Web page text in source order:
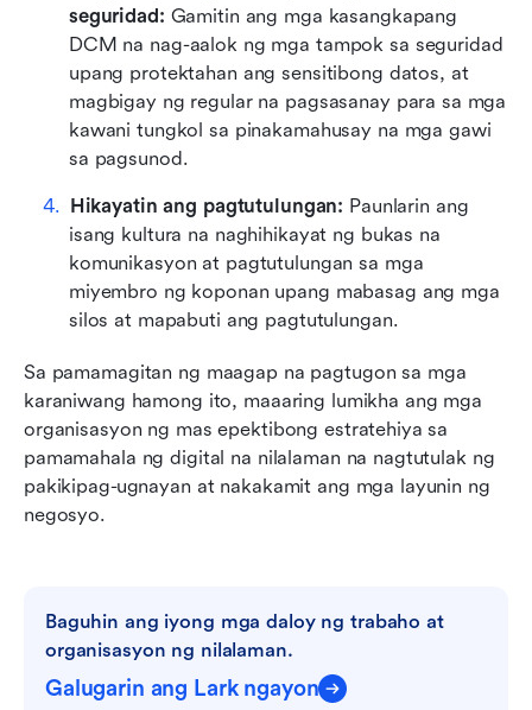
seguridad: Gamitin ang mga kasangkapang
DCM na nag-aalok ng mga tampok sa seguridad
upang protektahan ang sensitibong datos, at
magbigay ng regular na pagsasanay para sa mga
kawani tungkol sa pinakamahusay na mga gawi
sa pagsunod.
Hikayatin ang pagtutulungan: Paunlarin ang
isang kultura na naghihikayat ng bukas na
komunikasyon at pagtutulungan sa mga
miyembro ng koponan upang mabasag ang mga
silos at mapabuti ang pagtutulungan.
Sa pamamagitan ng maagap na pagtugon sa mga
karaniwang hamong ito, maaaring lumikha ang mga
organisasyon ng mas epektibong estratehiya sa
pamamahala ng digital na nilalaman na nagtutulak ng
pakikipag-ugnayan at nakakamit ang mga layunin ng
negosyo.
Baguhin ang iyong mga daloy ng trabaho at
organisasyon ng nilalaman.
Galugarin ang Lark ngayon